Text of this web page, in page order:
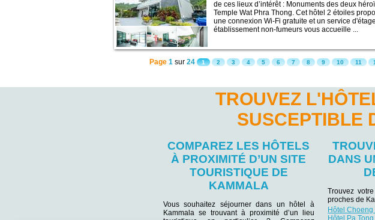
de ces lieux d’intérêt : Monuments des deux
Temple Wat Phra Thong. Cet hôtel 2 étoiles
une connexion Wi-Fi gratuite et un service
établissement non-fumeurs vous accueille ...
Page 1 sur24 1 2 3 4 5 6 7 8 9 10 11
TROUVEZ
SUSCEPTIBLE
COMPAREZ LES HÔTELS
À PROXIMITÉ D’UN SITE
TOURISTIQUE DE
KAMMALA
Vous souhaitez séjourner dans un hôtel à
Kammala se trouvant à proximité d’un lieu
DANS
Trouvez
proches de
Hôtel Choeng
Hôtel Pa Tong